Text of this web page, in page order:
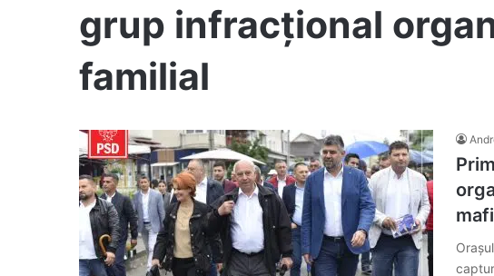
grup infracțional
familial